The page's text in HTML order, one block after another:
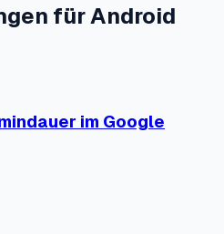
für Android
im Google